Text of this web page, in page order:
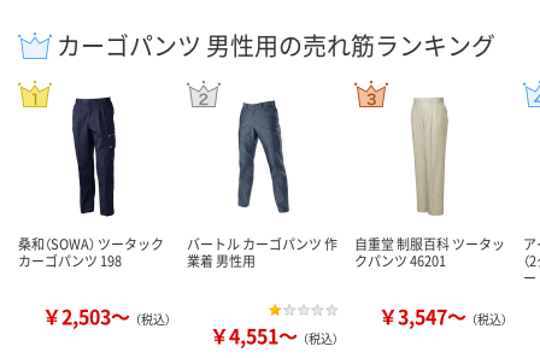
カーゴパンツ 男性用の売れ筋ランキング
桑和（SOWA） ツータック
カーゴパンツ 198
￥2,503～ （税込）
バートル カーゴパンツ 作
業着 男性用
￥4,551～ （税込）
自重堂 制服百科 ツータッ
クパンツ 46201
￥3,547～ （税込）